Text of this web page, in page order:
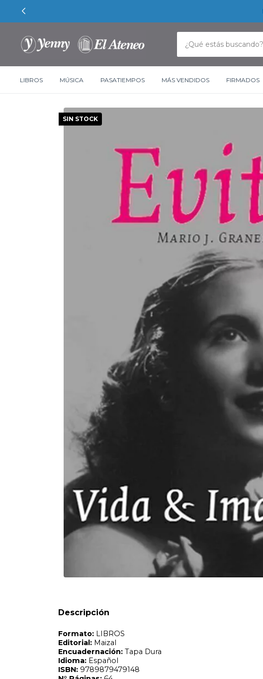
LIBROS MÚSICA PASATIEMPOS MÁS VENDIDOS FIRMADOS
SIN STOCK
Descripción
Formato:LIBROS
Editorial: